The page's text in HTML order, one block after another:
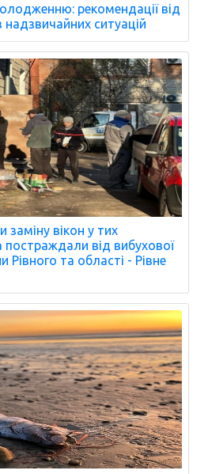
рекомендації від
ситуацій
заміну вікон у тих
постраждали від вибухової
Рівного та області - Рівне